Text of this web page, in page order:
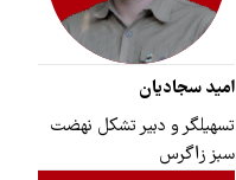
امید سجادیان
تسهیلگر و دبیر تشکل نهضت
سبز زاگرس